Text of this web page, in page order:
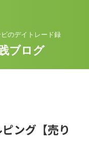
のデイトレード録
ブログ
ング【売り